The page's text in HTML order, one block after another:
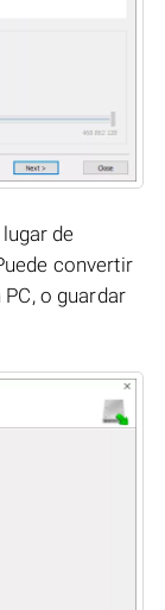
de
convertir
o guardar